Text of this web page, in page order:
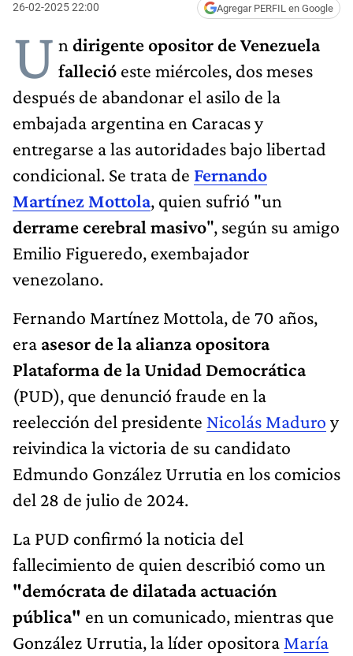
26-02-2025 22:00 Agregar PERFIL en Google
U n dirigente opositor de Venezuela
falleció este miércoles, dos meses
después de abandonar el asilo de la
embajada argentina en Caracas y
entregarse a las autoridades bajo libertad
condicional. Se trata de Fernando
Martínez Mottola, quien sufrió "un
derrame cerebral masivo", según su amigo
Emilio Figueredo, exembajador
venezolano.
Fernando Martínez Mottola, de 70 años,
era asesor de la alianza opositora
Plataforma de la Unidad Democrática
(PUD), que denunció fraude en la
reelección del presidente Nicolás Maduro y
reivindica la victoria de su candidato
Edmundo González Urrutia en los comicios
del 28 de julio de 2024.
La PUD confirmó la noticia del
fallecimiento de quien describió como un
"demócrata de dilatada actuación
pública" en un comunicado, mientras que
González Urrutia, la líder opositora María